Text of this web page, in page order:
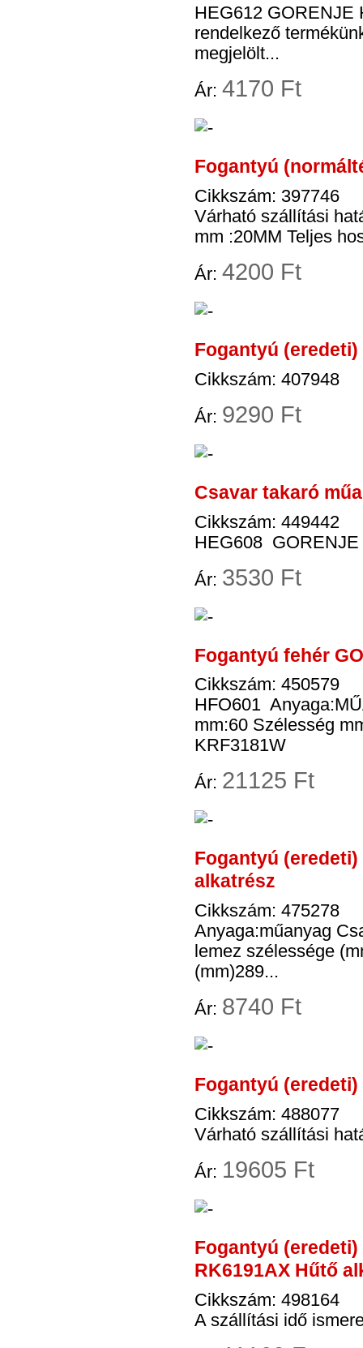
HEG612 GORENJE
rendelkező
megjelölt...
Ár: 4170 Ft
Fogantyú
Cikkszám: 397746
Várható szállítási
mm :20MM Teljes
Ár: 4200 Ft
Fogantyú (eredeti)
Cikkszám: 407948
Ár: 9290 Ft
Csavar takaró
Cikkszám: 449442
HEG608 GORENJE
Ár: 3530 Ft
Fogantyú fehér
Cikkszám: 450579
HFO601
mm:60 Szélesség
KRF3181W
Ár: 21125 Ft
Fogantyú (eredeti)
alkatrész
Cikkszám: 475278
Anyaga:műanyag
lemez szélessége
(mm)289...
Ár: 8740 Ft
Fogantyú
Cikkszám: 488077
Várható szállítási
Ár: 19605 Ft
Fogantyú
RK6191AX Hűtő
Cikkszám: 498164
A szállítási idő